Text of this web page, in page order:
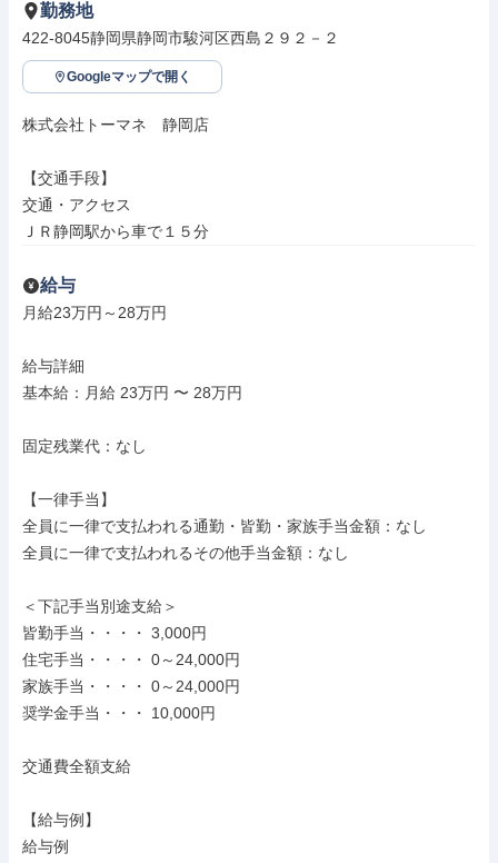
勤務地
422-8045静岡県静岡市駿河区西島２９２－２
Googleマップで開く
株式会社トーマネ　静岡店
【交通手段】
交通・アクセス
ＪＲ静岡駅から車で１５分
給与
月給23万円～28万円
給与詳細
基本給：月給 23万円 〜 28万円
固定残業代：なし
【一律手当】
全員に一律で支払われる通勤・皆勤・家族手当金額：なし
全員に一律で支払われるその他手当金額：なし
＜下記手当別途支給＞
皆勤手当・・・・ 3,000円
住宅手当・・・・ 0～24,000円
家族手当・・・・ 0～24,000円
奨学金手当・・・ 10,000円
交通費全額支給
【給与例】
給与例